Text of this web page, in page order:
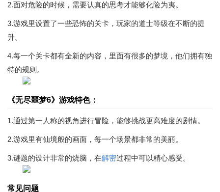
2.面对危险的时候，需要认真的思考才能够化险为夷。
3.游戏里设置了一些恐怖的关卡，玩家的道士等级在不断的提
升。
4.每一个关卡都有全新的内容，里面有很多的梦境，他们拥有独
特的规则。
《无尽噩梦6》游戏特色：
1.通过第一人称的视角进行冒险，能够挑战更高难度的剧情。
2.游戏里有仙境般的画面，每一个场景都非常的美丽。
3.谜题的设计非常的烧脑，在解密过程中可以精心感受。
常见问题